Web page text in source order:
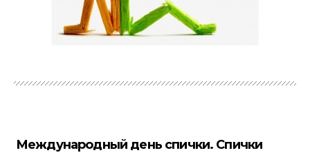
Международный день спички. Спички